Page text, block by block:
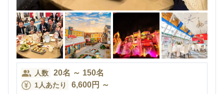
人数 20名 ～ 150名
1人あたり 6,600円 ～